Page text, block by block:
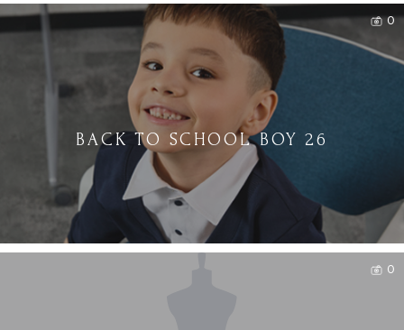
BACK TO SCHOOL BOY 26
0
0